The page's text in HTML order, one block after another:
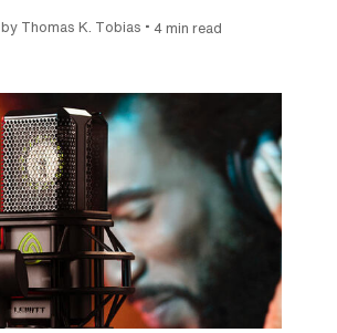
by Thomas K. Tobias • 4 min read